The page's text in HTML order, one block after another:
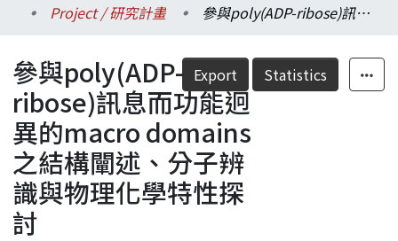
Research Outputs
Fundings & Projects
Researchers
Organizations
Statistics
Project / 研究計畫
參與poly(ADP-ribose)訊息而功能迥異的macro domains之結構闡述、分子辨識與物理化學特性探討
Export Statistics
參與poly(ADP-
ribose)訊息而功能迥
異的macro domains
之結構闡述、分子辨
識與物理化學特性探
討